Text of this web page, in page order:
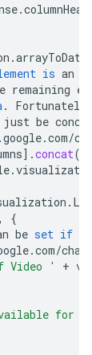
.
.
is an
remaining
. Fortunately
just be
.google.com/
] .concat(
.
.
,
{
be set if
.com/
Video ' +
for